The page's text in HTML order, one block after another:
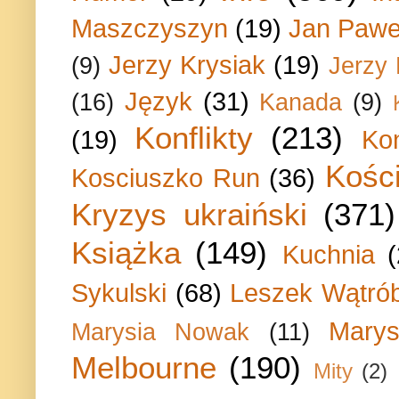
Maszczyszyn (19) Jan
(9) Jerzy Krysiak (19) Jerzy
(16) Język (31) Kanada (9)
(19) Konflikty (213)
Kosciuszko Run (36)
Kryzys ukraiński (371)
Książka (149) Kuchnia
Sykulski (68) Leszek
Marysia Nowak (11)
Melbourne (190) Mity (2)